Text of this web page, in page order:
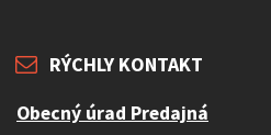
RÝCHLY KONTAKT
Obecný úrad Predajná